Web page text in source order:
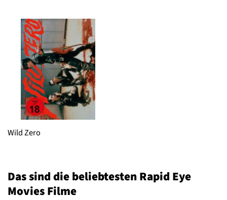
Wild Zero
Das sind die beliebtesten Rapid Eye
Movies Filme